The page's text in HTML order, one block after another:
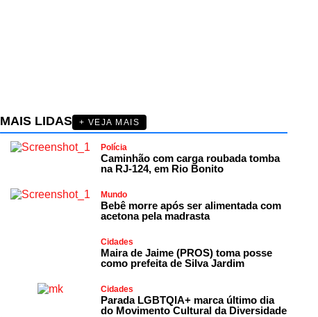
MAIS LIDAS + VEJA MAIS
Polícia
Caminhão com carga roubada tomba
na RJ-124, em Rio Bonito
Mundo
Bebê morre após ser alimentada com
acetona pela madrasta
Cidades
Maira de Jaime (PROS) toma posse
como prefeita de Silva Jardim
Cidades
Parada LGBTQIA+ marca último dia
do Movimento Cultural da Diversidade